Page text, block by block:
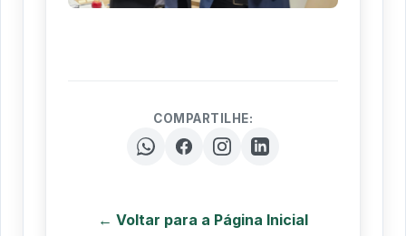
COMPARTILHE:
← Voltar para a Página Inicial